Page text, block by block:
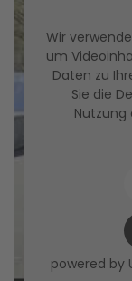
Wir
um
Daten zu
Sie die
Nutzung
powered by